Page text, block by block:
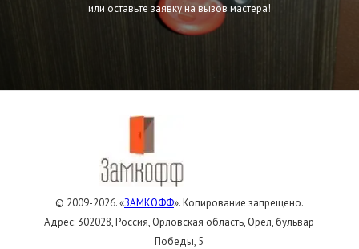
или оставьте заявку на вызов мастера!
© 2009-2026. «ЗАМКОФФ». Копирование запрещено.
Адрес: 302028, Россия, Орловская область, Орёл, бульвар
Победы, 5